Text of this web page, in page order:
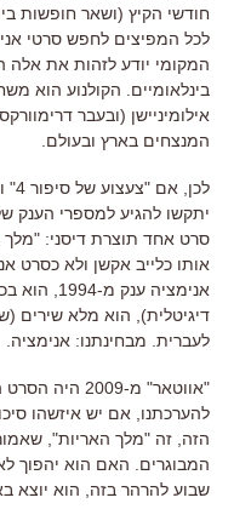
חודשי הקיץ (ושאר חופשות
לכל המפיצים לחפש סרטי
המקומי יודע לזהות את אלה
בינלאומיים
הקולנוע הוא
אילומיניישן (ובעבר דרימוורקס
המנצחים בארץ ובעולם
לכן אם "צעצוע של סיפור 4" ו
יתקשו להגיע למספרי הענק
סרט אחד תוצרת דיסני: "מלך
אותו כלייב אקשן ולא כסרט
אנימציה ענק מ-1994, הוא
דיגיטלית), הוא מלא שירים (
לעברית מבחינתנו: אנימציה
"אווטאר" מ-2009 היה הסרט
להערכתנו
אם יש איזשהו
הזה זה "מלך האריות",
המבוגרים
האם הוא יהפוך
שבוע להרהר בזה
הוא יוצא